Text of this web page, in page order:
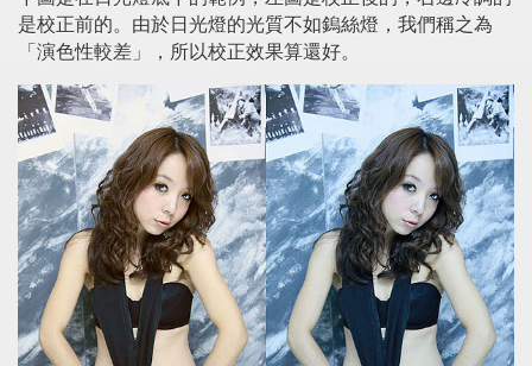
是校正前的。由於日光燈的光質不如鎢絲燈，我們稱之為
「演色性較差」，所以校正效果算還好。